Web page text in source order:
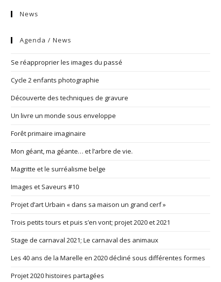
News
Agenda / News
Se réapproprier les images du passé
Cycle 2 enfants photographie
Découverte des techniques de gravure
Un livre un monde sous enveloppe
Forêt primaire imaginaire
Mon géant, ma géante… et l’arbre de vie.
Magritte et le surréalisme belge
Images et Saveurs #10
Projet d’art Urbain « dans sa maison un grand cerf »
Trois petits tours et puis s’en vont; projet 2020 et 2021
Stage de carnaval 2021; Le carnaval des animaux
Les 40 ans de la Marelle en 2020 décliné sous différentes formes
Projet 2020 histoires partagées